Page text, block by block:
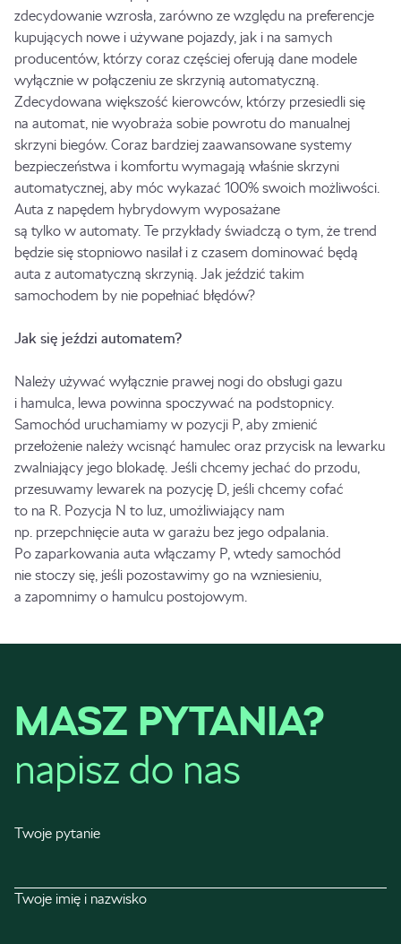
zdecydowanie wzrosła, zarówno ze względu na preferencje
kupujących nowe i używane pojazdy, jak i na samych
producentów, którzy coraz częściej oferują dane modele
wyłącznie w połączeniu ze skrzynią automatyczną.
Zdecydowana większość kierowców, którzy przesiedli się
na automat, nie wyobraża sobie powrotu do manualnej
skrzyni biegów. Coraz bardziej zaawansowane systemy
bezpieczeństwa i komfortu wymagają właśnie skrzyni
automatycznej, aby móc wykazać 100% swoich możliwości.
Auta z napędem hybrydowym wyposażane
są tylko w automaty. Te przykłady świadczą o tym, że trend
będzie się stopniowo nasilał i z czasem dominować będą
auta z automatyczną skrzynią. Jak jeździć takim
samochodem by nie popełniać błędów?
Jak się jeździ automatem?
Należy używać wyłącznie prawej nogi do obsługi gazu
i hamulca, lewa powinna spoczywać na podstopnicy.
Samochód uruchamiamy w pozycji P, aby zmienić
przełożenie należy wcisnąć hamulec oraz przycisk na lewarku
zwalniający jego blokadę. Jeśli chcemy jechać do przodu,
przesuwamy lewarek na pozycję D, jeśli chcemy cofać
to na R. Pozycja N to luz, umożliwiający nam
np. przepchnięcie auta w garażu bez jego odpalania.
Po zaparkowania auta włączamy P, wtedy samochód
nie stoczy się, jeśli pozostawimy go na wzniesieniu,
a zapomnimy o hamulcu postojowym.
MASZ PYTANIA?
napisz do nas
Twoje pytanie
Twoje imię i nazwisko